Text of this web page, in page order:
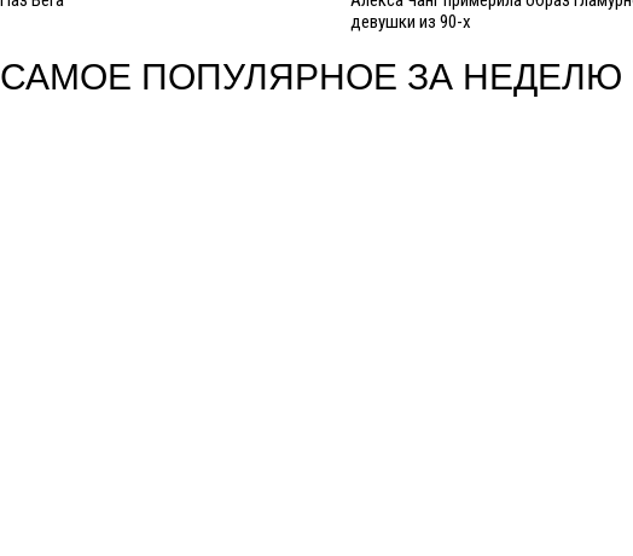
девушки из 90-х
САМОЕ ПОПУЛЯРНОЕ ЗА НЕДЕЛЮ